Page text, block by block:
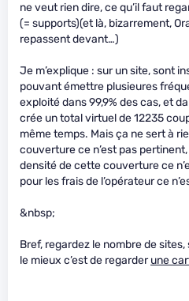
ne veut rien dire, ce qu’il faut
(= supports)(et là, bizarrement,
repassent devant…)
Je m’explique : sur un site, sont
pouvant émettre plusieures
exploité dans 99,9% des cas, et
crée un total virtuel de 12235
même temps. Mais ça ne sert à
couverture ce n’est pas
densité de cette couverture ce
pour les frais de l’opérateur ce
&nbsp;
Bref, regardez le nombre de
le mieux c’est de regarderune